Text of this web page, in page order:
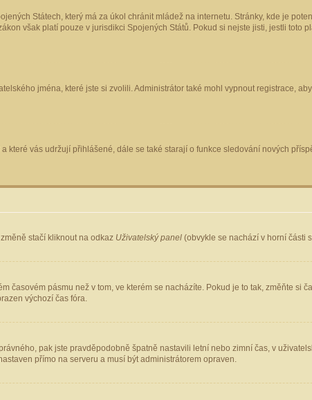
Státech, který má za úkol chránit mládež na internetu. Stránky, kde je
však platí pouze v jurisdikci Spojených Států. Pokud si nejste jisti, jestli
jména, které jste si zvolili. Administrátor také mohl vypnout registrace,
které vás udržují přihlášené, dále se také starají o funkce sledování nových
stačí kliknout na odkaz Uživatelský panel (obvykle se nachází v horní části
časovém pásmu než v tom, ve kterém se nacházíte. Pokud je to tak, změňte si
výchozí čas fóra.
pak jste pravděpodobně špatně nastavili letní nebo zimní čas, v
přímo na serveru a musí být administrátorem opraven.